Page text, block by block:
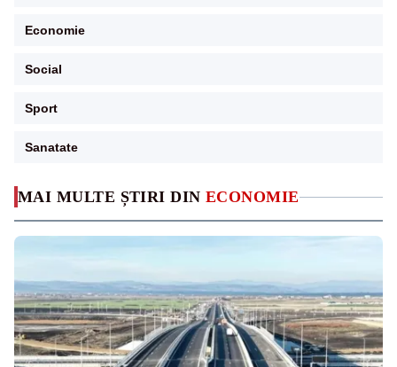
MAI MULTE ȘTIRI DIN ECONOMIE
Economie
Social
Sport
Sanatate